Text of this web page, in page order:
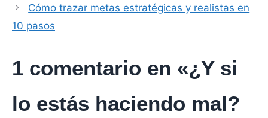
Cómo trazar metas estratégicas y realistas en
10 pasos
1 comentario en «¿Y si
lo estás haciendo mal?